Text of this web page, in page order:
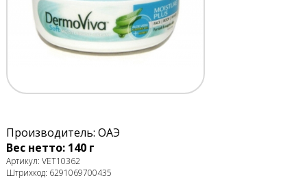
Производитель: ОАЭ
Вес нетто: 140 г
Артикул: VET10362
Штрихкод: 6291069700435